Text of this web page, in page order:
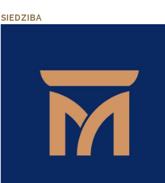
SIEDZIBA